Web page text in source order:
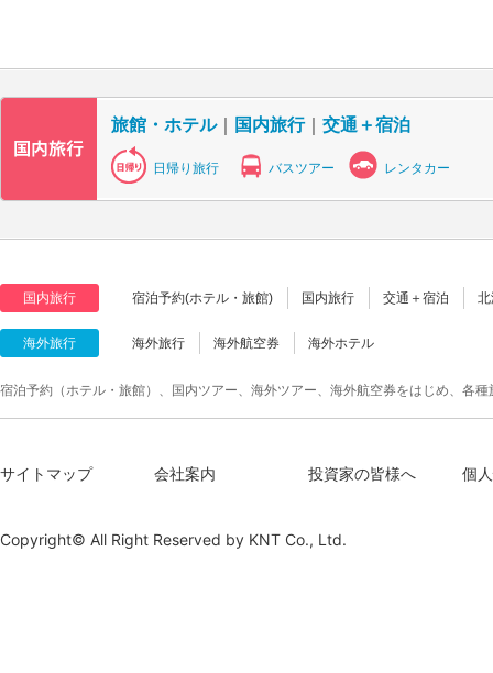
旅館・ホテル｜ 国内旅行｜ 交通＋宿泊
日帰り旅行 バスツアー レンタカー
国内旅行 宿泊予約(ホテル・旅館) 国内旅行 交通＋宿泊
海外旅行 海外旅行 海外航空券 海外ホテル
宿泊予約（ホテル・旅館）、国内ツアー、海外ツアー、海外航空券をはじめ、各
サイトマップ 会社案内 投資家の皆様へ 個
Copyright© All Right Reserved by KNT Co., Ltd.